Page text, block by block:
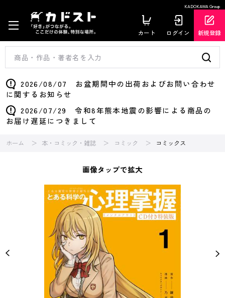
KADOKAWA Group
カート ログイン 新規登録
2026/08/07 お盆期間中の出荷およびお問い合わせ
に関するお知らせ
2026/07/29 令和8年熊本地震の影響による商品の
お届け遅延につきまして
ホーム 本・コミック・雑誌 コミック コミックス
画像タップで拡大